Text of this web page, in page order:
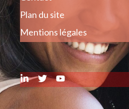
Plan du site
Mentions légales